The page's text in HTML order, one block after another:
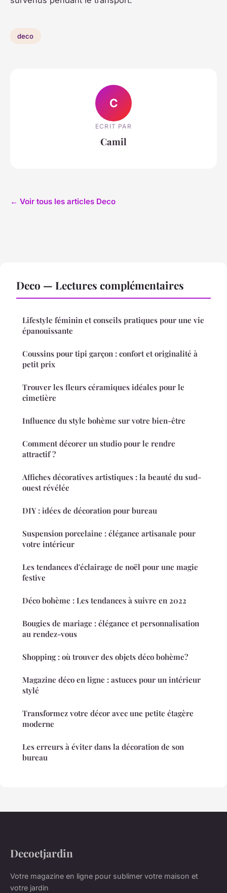
deco
C
ECRIT PAR
Camil
← Voir tous les articles Deco
Deco — Lectures complémentaires
Lifestyle féminin et conseils pratiques pour une vie
épanouissante
Coussins pour tipi garçon : confort et originalité à
petit prix
Trouver les fleurs céramiques idéales pour le
cimetière
Influence du style bohème sur votre bien-être
Comment décorer un studio pour le rendre
attractif ?
Affiches décoratives artistiques : la beauté du sud-
ouest révélée
DIY : idées de décoration pour bureau
Suspension porcelaine : élégance artisanale pour
votre intérieur
Les tendances d'éclairage de noël pour une magie
festive
Déco bohème : Les tendances à suivre en 2022
Bougies de mariage : élégance et personnalisation
au rendez-vous
Shopping : où trouver des objets déco bohème?
Magazine déco en ligne : astuces pour un intérieur
stylé
Transformez votre décor avec une petite étagère
moderne
Les erreurs à éviter dans la décoration de son
bureau
Decoetjardin
Votre magazine en ligne pour sublimer votre maison et
votre jardin